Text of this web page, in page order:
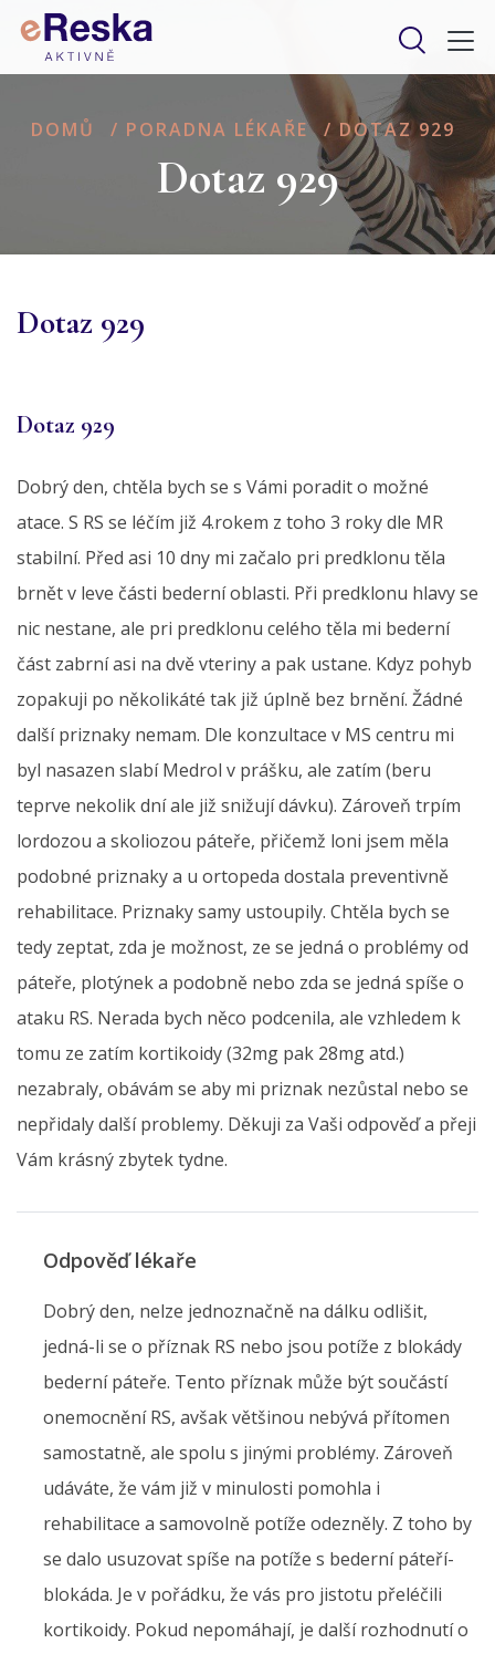
DOMŮ / PORADNA LÉKAŘE / DOTAZ 929
Dotaz 929
Dotaz 929
Dotaz 929
Dobrý den, chtěla bych se s Vámi poradit o možné
atace. S RS se léčím již 4.rokem z toho 3 roky dle MR
stabilní. Před asi 10 dny mi začalo pri predklonu těla
brnět v leve části bederní oblasti. Při predklonu hlavy se
nic nestane, ale pri predklonu celého těla mi bederní
část zabrní asi na dvě vteriny a pak ustane. Kdyz pohyb
zopakuji po několikáté tak již úplně bez brnění. Žádné
další priznaky nemam. Dle konzultace v MS centru mi
byl nasazen slabí Medrol v prášku, ale zatím (beru
teprve nekolik dní ale již snižují dávku). Zároveň trpím
lordozou a skoliozou páteře, přičemž loni jsem měla
podobné priznaky a u ortopeda dostala preventivně
rehabilitace. Priznaky samy ustoupily. Chtěla bych se
tedy zeptat, zda je možnost, ze se jedná o problémy od
páteře, plotýnek a podobně nebo zda se jedná spíše o
ataku RS. Nerada bych něco podcenila, ale vzhledem k
tomu ze zatím kortikoidy (32mg pak 28mg atd.)
nezabraly, obávám se aby mi priznak nezůstal nebo se
nepřidaly další problemy. Děkuji za Vaši odpověď a přeji
Vám krásný zbytek tydne.
Odpověď lékaře
Dobrý den, nelze jednoznačně na dálku odlišit,
jedná-li se o příznak RS nebo jsou potíže z blokády
bederní páteře. Tento příznak může být součástí
onemocnění RS, avšak většinou nebývá přítomen
samostatně, ale spolu s jinými problémy. Zároveň
udáváte, že vám již v minulosti pomohla i
rehabilitace a samovolně potíže odezněly. Z toho by
se dalo usuzovat spíše na potíže s bederní páteří-
blokáda. Je v pořádku, že vás pro jistotu přeléčili
kortikoidy. Pokud nepomáhají, je další rozhodnutí o